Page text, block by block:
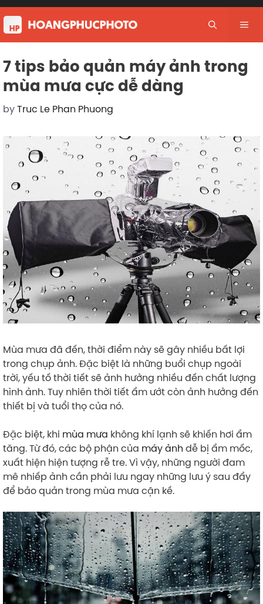
Skip
to
content
7 tips bảo quản máy ảnh trong
mùa mưa cực dễ dàng
byTruc Le Phan Phuong
Mùa mưa đã đến, thời điểm này sẽ gây nhiều bất lợi
trong chụp ảnh. Đặc biệt là những buổi chụp ngoài
trời, yếu tố thời tiết sẽ ảnh hưởng nhiều đến chất lượng
hình ảnh. Tuy nhiên thời tiết ẩm ướt còn ảnh hưởng đến
thiết bị và tuổi thọ của nó.
Đặc biệt, khi mùa mưa không khí lạnh sẽ khiến hơi ẩm
tăng. Từ đó, các bộ phận của máy ảnh dễ bị ẩm mốc,
xuất hiện hiện tượng rễ tre. Vì vậy, những người đam
mê nhiếp ảnh cần phải lưu ngay những lưu ý sau đẩy
để bảo quản trong mùa mưa cận kề.